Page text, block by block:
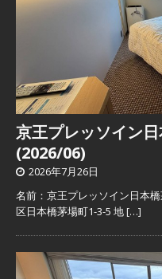
京王プレッソイン
(2026/06)
2026年7月26日
名前：京王プレッソイン日本
区日本橋茅場町1-3-5 地[…]